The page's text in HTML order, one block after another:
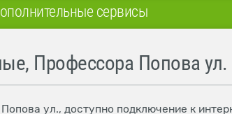
сервисы
Профессора Попова ул.
ул., доступно подключение к